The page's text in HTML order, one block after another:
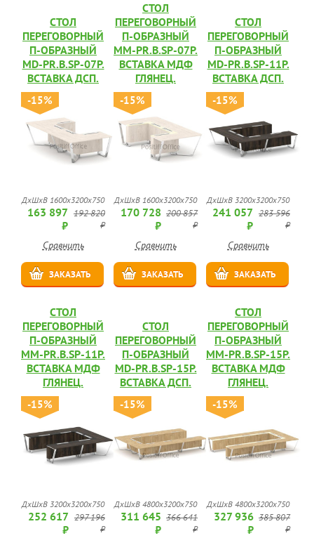
СТОЛ
ПЕРЕГОВОРНЫЙ
П-ОБРАЗНЫЙ
MD-PR.B.SP-07P.
ВСТАВКА ДСП.
-15%
ДхШхВ 1600х3200х750
163 897
₽
192 820
₽
Сравнить
ЗАКАЗАТЬ
СТОЛ
ПЕРЕГОВОРНЫЙ
П-ОБРАЗНЫЙ
MM-PR.B.SP-07P.
ВСТАВКА МДФ
ГЛЯНЕЦ.
-15%
ДхШхВ 1600х3200х750
170 728
₽
200 857
₽
Сравнить
ЗАКАЗАТЬ
СТОЛ
ПЕРЕГОВОРНЫЙ
П-ОБРАЗНЫЙ
MD-PR.B.SP-11P.
ВСТАВКА ДСП.
-15%
ДхШхВ 3200х3200х750
241 057
₽
283 596
₽
Сравнить
ЗАКАЗАТЬ
СТОЛ
ПЕРЕГОВОРНЫЙ
П-ОБРАЗНЫЙ
MM-PR.B.SP-11P.
ВСТАВКА МДФ
ГЛЯНЕЦ.
-15%
ДхШхВ 3200х3200х750
252 617
₽
297 196
₽
СТОЛ
ПЕРЕГОВОРНЫЙ
П-ОБРАЗНЫЙ
MD-PR.B.SP-15P.
ВСТАВКА ДСП.
-15%
ДхШхВ 4800х3200х750
311 645
₽
366 641
₽
СТОЛ
ПЕРЕГОВОРНЫЙ
П-ОБРАЗНЫЙ
MM-PR.B.SP-15P.
ВСТАВКА МДФ
ГЛЯНЕЦ.
-15%
ДхШхВ 4800х3200х750
327 936
₽
385 807
₽